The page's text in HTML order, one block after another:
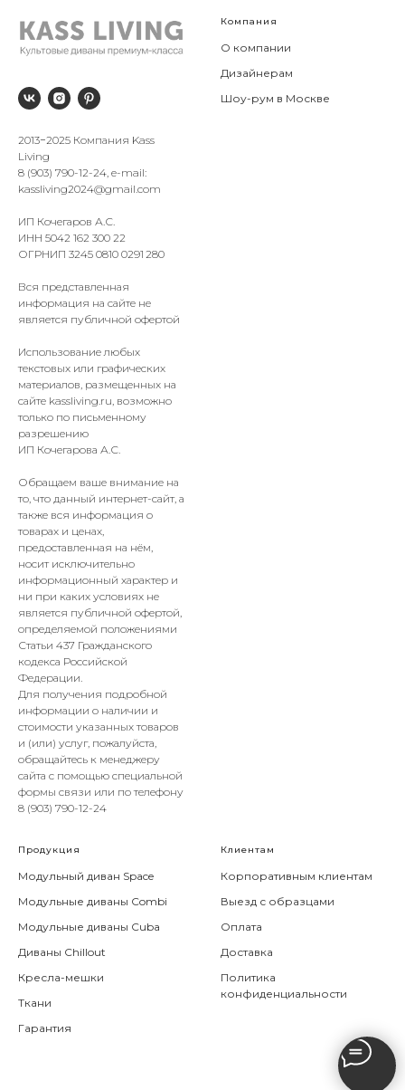
2013−2025 Компания Kass
Living
8 (903) 790-12-24, e-mail:
kassliving2024@gmail.com
ИП Кочегаров А.С.
ИНН 5042 162 300 22
ОГРНИП 3245 0810 0291 280
Вся представленная
информация на сайте не
является публичной офертой
Использование любых
текстовых или графических
материалов, размещенных на
сайте kassliving.ru, возможно
только по письменному
разрешению
ИП Кочегарова А.С.
Обращаем ваше внимание на
то, что данный интернет-сайт, а
также вся информация о
товарах и ценах,
предоставленная на нём,
носит исключительно
информационный характер и
ни при каких условиях не
является публичной офертой,
определяемой положениями
Статьи 437 Гражданского
кодекса Российской
Федерации.
Для получения подробной
информации о наличии и
стоимости указанных товаров
и (или) услуг, пожалуйста,
обращайтесь к менеджеру
сайта с помощью специальной
формы связи или по телефону
8 (903) 790-12-24
Компания
О компании
Дизайнерам
Шоу-рум в Москве
Продукция
Модульный диван Space
Модульные диваны Combi
Модульные диваны Cuba
Диваны Chillout
Кресла-мешки
Ткани
Гарантия
Клиентам
Корпоративным клиентам
Выезд с образцами
Оплата
Доставка
Политика
конфиденциальности